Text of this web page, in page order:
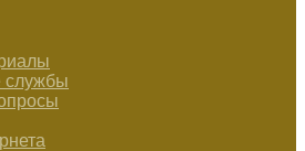
службы